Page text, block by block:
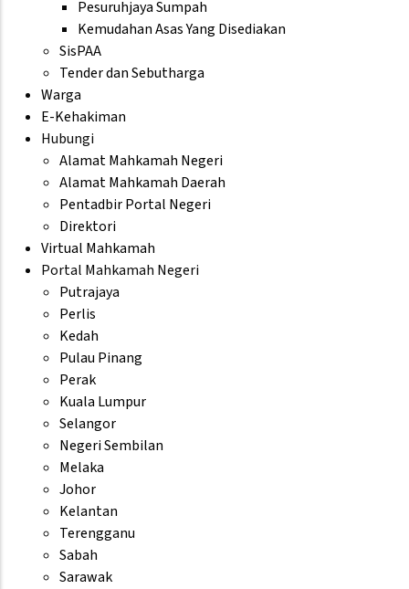
Pesuruhjaya Sumpah
Kemudahan Asas Yang Disediakan
SisPAA
Tender dan Sebutharga
Warga
E-Kehakiman
Hubungi
Alamat Mahkamah Negeri
Alamat Mahkamah Daerah
Pentadbir Portal Negeri
Direktori
Virtual Mahkamah
Portal Mahkamah Negeri
Putrajaya
Perlis
Kedah
Pulau Pinang
Perak
Kuala Lumpur
Selangor
Negeri Sembilan
Melaka
Johor
Kelantan
Terengganu
Sabah
Sarawak